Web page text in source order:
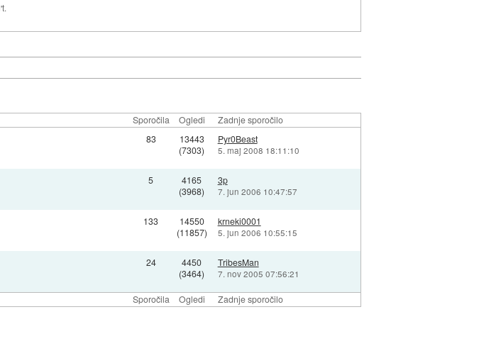
Sporočila Ogledi Zadnje sporočilo
Sporočila Ogledi Zadnje sporočilo
83
13443
(7303)
Pyr0Beast
5. maj 2008 18:11:10
5
4165
(3968)
3p
7. jun 2006 10:47:57
133
14550
(11857)
krneki0001
5. jun 2006 10:55:15
24
4450
(3464)
TribesMan
7. nov 2005 07:56:21